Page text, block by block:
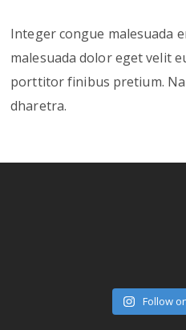
Integer congue malesuada
malesuada dolor eget velit
porttitor finibus pretium.
dharetra.
Follow